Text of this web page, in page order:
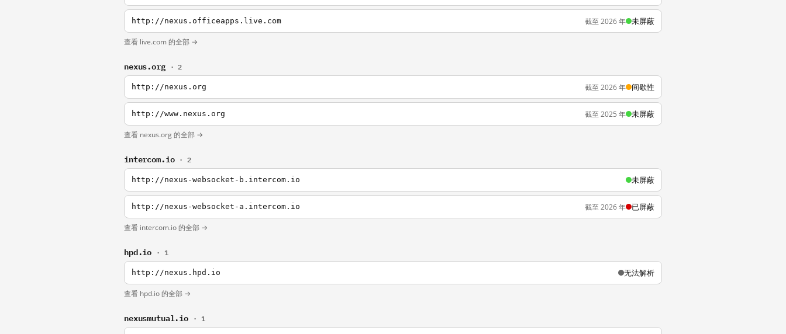
http://nexus.officeapps.live.com 截至 2026 年 未屏蔽
查看 live.com 的全部 →
nexus.org · 2
http://nexus.org 截至 2026 年 间歇性
http://www.nexus.org 截至 2025 年 未屏蔽
查看 nexus.org 的全部 →
intercom.io · 2
http://nexus-websocket-b.intercom.io 未屏蔽
http://nexus-websocket-a.intercom.io 截至 2026 年 已屏蔽
查看 intercom.io 的全部 →
hpd.io · 1
http://nexus.hpd.io 无法解析
查看 hpd.io 的全部 →
nexusmutual.io · 1